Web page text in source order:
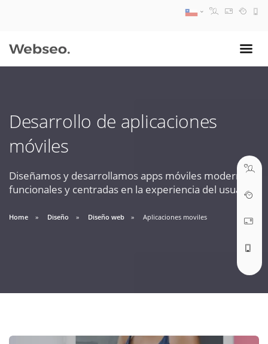
Desarrollo de aplicaciones
móviles
Diseñamos y desarrollamos apps móviles modernas,
funcionales y centradas en la experiencia del usuario.
Home Diseño Diseño web Aplicaciones moviles
09:30 AM A 18:30 PM